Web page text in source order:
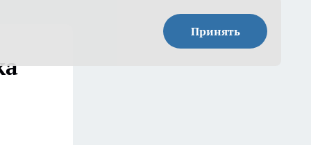
Принять